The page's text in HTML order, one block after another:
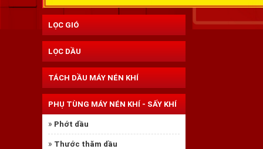
LỌC GIÓ
LỌC DẦU
TÁCH DẦU MÁY NÉN KHÍ
PHỤ TÙNG MÁY NÉN KHÍ - SẤY KHÍ
» Phớt dầu
» Thước thăm dầu